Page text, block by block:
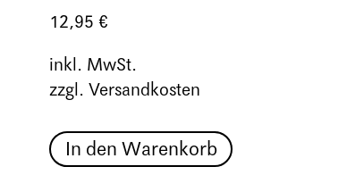
12,95 €
inkl. MwSt.
zzgl. Versandkosten
In den Warenkorb